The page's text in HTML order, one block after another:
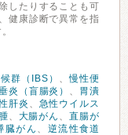
したりすることも可
健康診断で異常を指
群（IBS） 、慢性便
炎（盲腸炎） 、 胃潰
肝炎 、 急性ウイルス
、 大腸がん 、直腸が
臓がん 、 逆流性食道